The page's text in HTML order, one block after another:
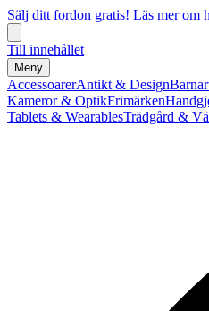
Sälj ditt fordon gratis! Läs mer om
Till innehållet
Meny
AccessoarerAntikt & Design
Kameror & OptikFrimärken
Tablets & WearablesTrädgård &